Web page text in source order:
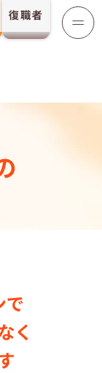
復職者
で
く